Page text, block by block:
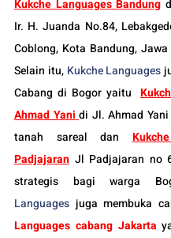
Kukche Languages Bandung
Ir. H. Juanda No.84,
Coblong, Kota Bandung,
Selain itu, Kukche Languages
Cabang di Bogor yaitu
Ahmad Yani di Jl. Ahmad
tanah sareal dan
Padjajaran Jl Padjajaran no
strategis bagi warga
Languages juga membuka
Languages cabang Jakarta